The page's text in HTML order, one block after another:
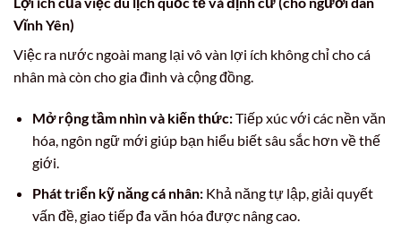
Vĩnh Yên)
Việc ra nước ngoài mang lại vô vàn lợi ích không chỉ cho cá
nhân mà còn cho gia đình và cộng đồng.
Mở rộng tầm nhìn và kiến thức:Tiếp xúc với các nền văn
hóa, ngôn ngữ mới giúp bạn hiểu biết sâu sắc hơn về thế
giới.
Phát triển kỹ năng cá nhân:Khả năng tự lập, giải quyết
vấn đề, giao tiếp đa văn hóa được nâng cao.